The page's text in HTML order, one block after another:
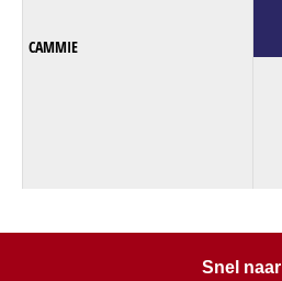
CAMMIE
Snel naar